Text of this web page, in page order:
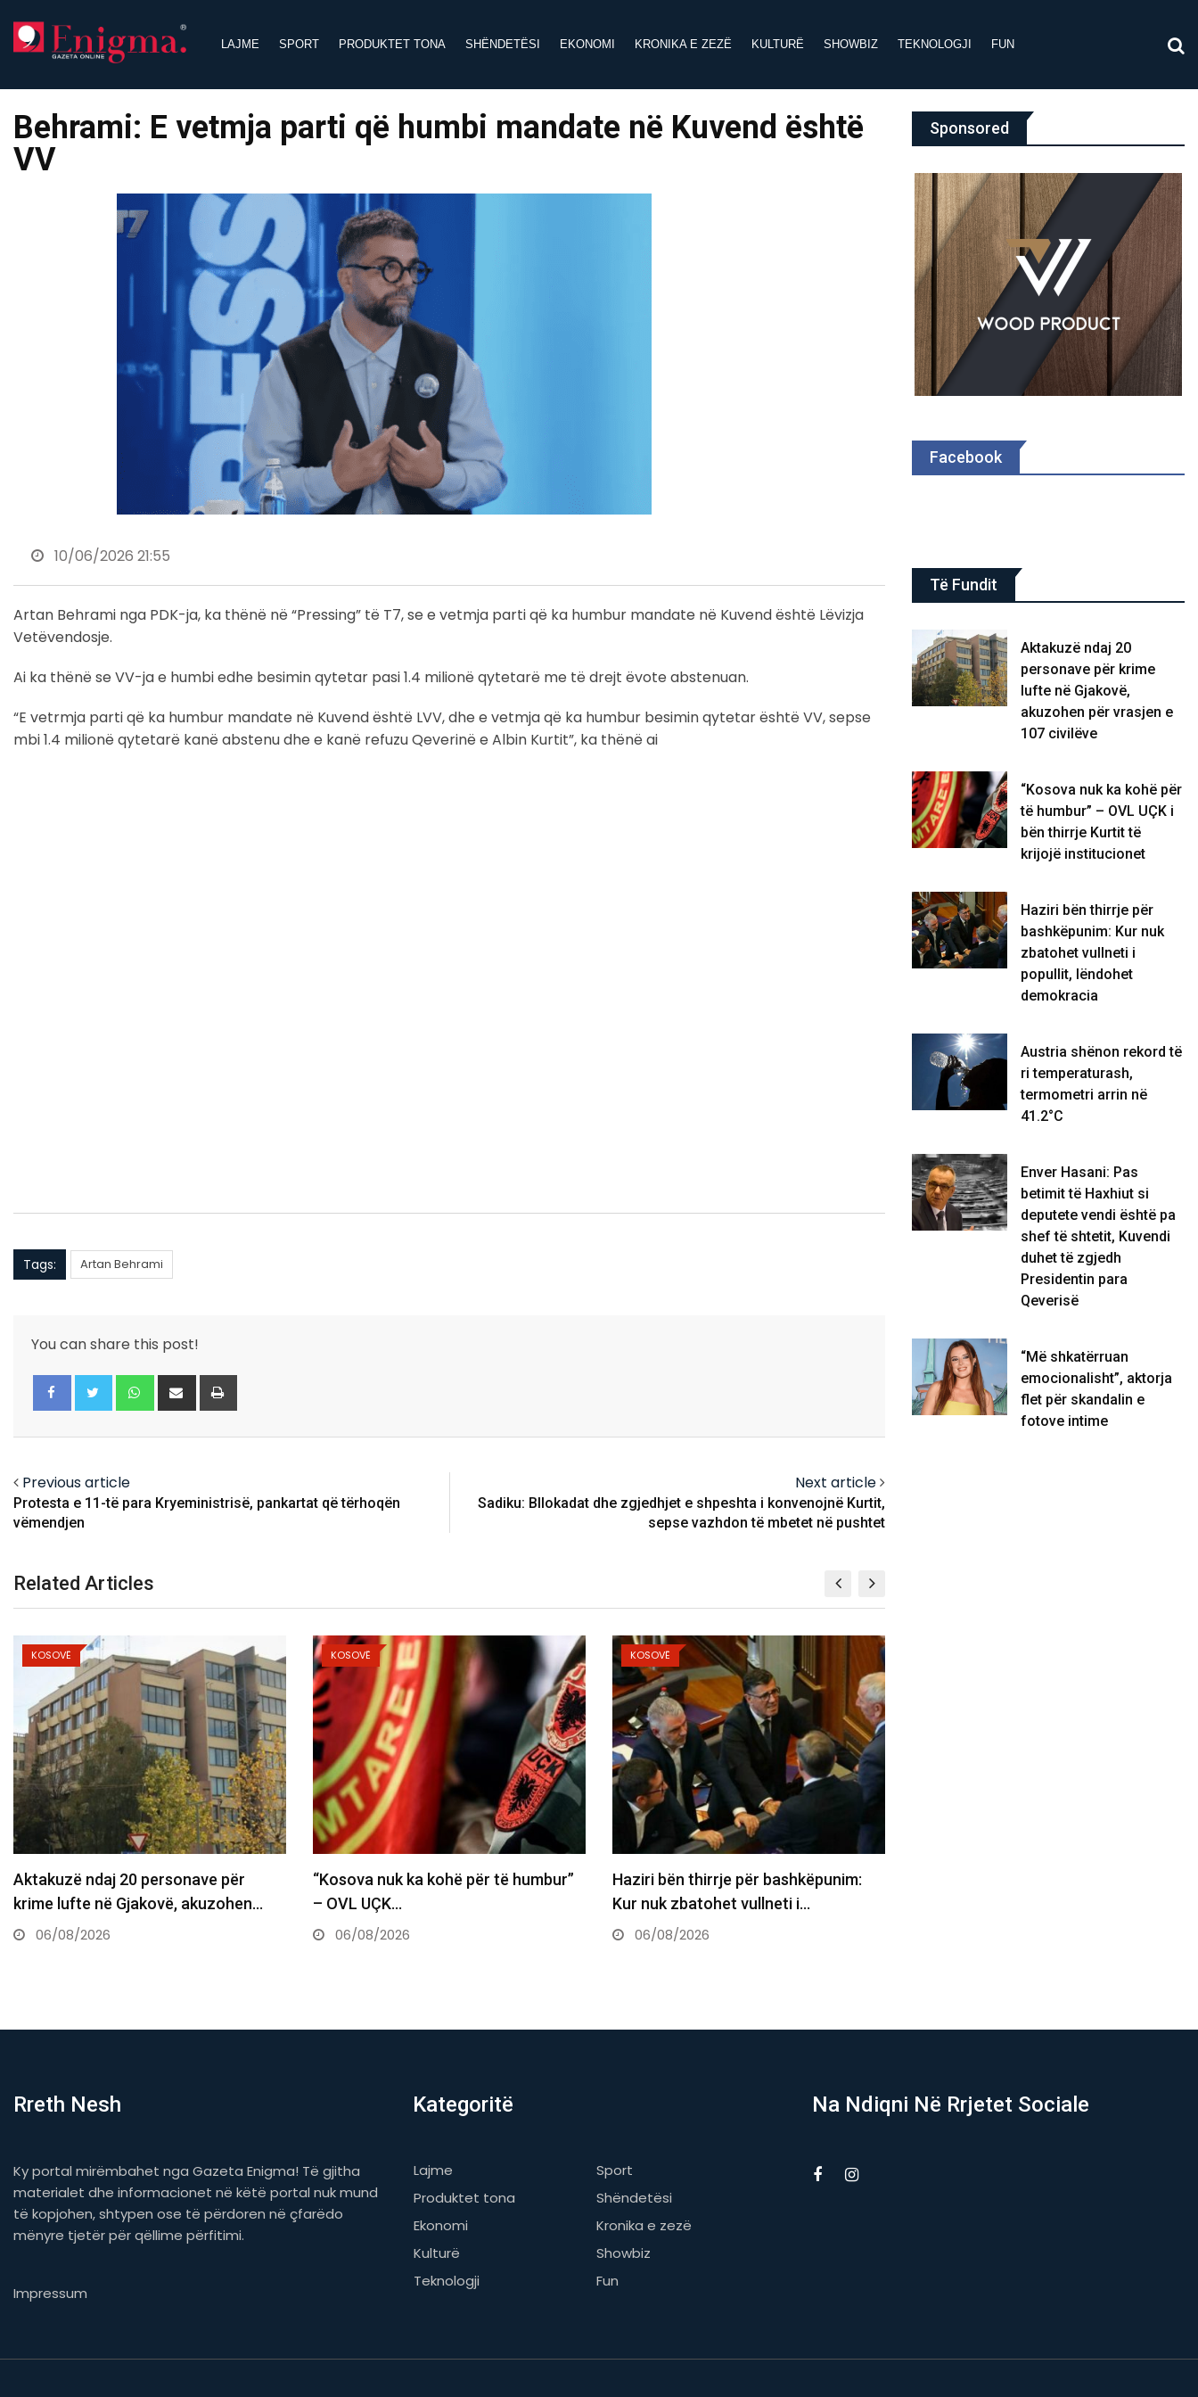
content
LAJME SPORT PRODUKTET TONA SHËNDETËSI EKONOMI KRONIKA E ZEZË KULTURË SHOWBIZ TEKNOLOGJI FUN
Behrami: E vetmja parti që humbi mandate në Kuvend është
VV
10/06/2026 21:55
Artan Behrami nga PDK-ja, ka thënë në “Pressing” të T7, se e vetmja parti që ka humbur mandate në Kuvend është Lëvizja
Vetëvendosje.
Ai ka thënë se VV-ja e humbi edhe besimin qytetar pasi 1.4 milionë qytetarë me të drejt ëvote abstenuan.
“E vetrmja parti që ka humbur mandate në Kuvend është LVV, dhe e vetmja që ka humbur besimin qytetar është VV, sepse
mbi 1.4 milionë qytetarë kanë abstenu dhe e kanë refuzu Qeverinë e Albin Kurtit”, ka thënë ai
Tags: Artan Behrami
You can share this post!
Whatsapp
Share
via
Previous article
Protesta e 11-të para Kryeministrisë, pankartat që tërhoqën
vëmendjen
Next article
Sadiku: Bllokadat dhe zgjedhjet e shpeshta i konvenojnë Kurtit,
sepse vazhdon të mbetet në pushtet
Related Articles
KOSOVË
“Kosova nuk ka kohë për të humbur”
– OVL UÇK…
06/08/2026
KOSOVË
Haziri bën thirrje për bashkëpunim:
Kur nuk zbatohet vullneti i…
06/08/2026
KOSOVË
Austria shënon rekord të ri
temperaturash, termometri arrin në
41.2°C
Sponsored
Facebook
Të Fundit
Aktakuzë ndaj 20
personave për krime
lufte në Gjakovë,
akuzohen për vrasjen e
107 civilëve
“Kosova nuk ka kohë për
të humbur” – OVL UÇK i
bën thirrje Kurtit të
krijojë institucionet
Haziri bën thirrje për
bashkëpunim: Kur nuk
zbatohet vullneti i
popullit, lëndohet
demokracia
Austria shënon rekord të
ri temperaturash,
termometri arrin në
41.2°C
Enver Hasani: Pas
betimit të Haxhiut si
deputete vendi është pa
shef të shtetit, Kuvendi
duhet të zgjedh
Presidentin para
Qeverisë
“Më shkatërruan
emocionalisht”, aktorja
flet për skandalin e
fotove intime
Rreth Nesh
Ky portal mirëmbahet nga Gazeta Enigma! Të gjitha
materialet dhe informacionet në këtë portal nuk mund
të kopjohen, shtypen ose të përdoren në çfarëdo
mënyre tjetër për qëllime përfitimi.
Impressum
Kategoritë
Lajme
Sport
Produktet tona
Shëndetësi
Ekonomi
Kronika e zezë
Kulturë
Showbiz
Teknologji
Fun
Na Ndiqni Në Rrjetet Sociale